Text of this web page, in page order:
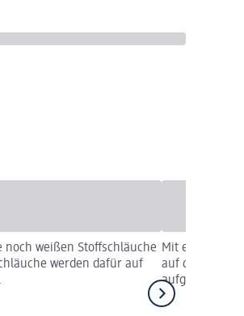
noch weißen Stoffschläuche
werden dafür auf
Mit einem
auf die
aufgebracht.